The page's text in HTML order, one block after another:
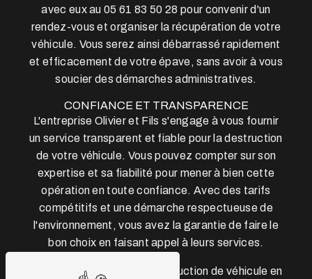
avec eux au 05 61 83 50 28 pour convenir d'un
rendez-vous et organiser la récupération de votre
véhicule. Vous serez ainsi débarrassé rapidement
et efficacement de votre épave, sans avoir à vous
soucier des démarches administratives.
CONFIANCE ET TRANSPARENCE
L'entreprise Olivier et Fils s'engage à vous fournir
un service transparent et fiable pour la destruction
de votre véhicule. Vous pouvez compter sur son
expertise et sa fiabilité pour mener à bien cette
opération en toute confiance. Avec des tarifs
compétitifs et une démarche respectueuse de
l'environnement, vous avez la garantie de faire le
bon choix en faisant appel à leurs services.
En conclusion, pour une destruction de véhicule en